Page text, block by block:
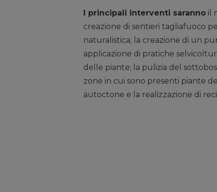
I principali interventi saranno il
creazione di sentieri tagliafuoco
naturalistica; la creazione di un
applicazione di pratiche
delle piante; la pulizia del
zone in cui sono presenti piante
autoctone e la realizzazione di